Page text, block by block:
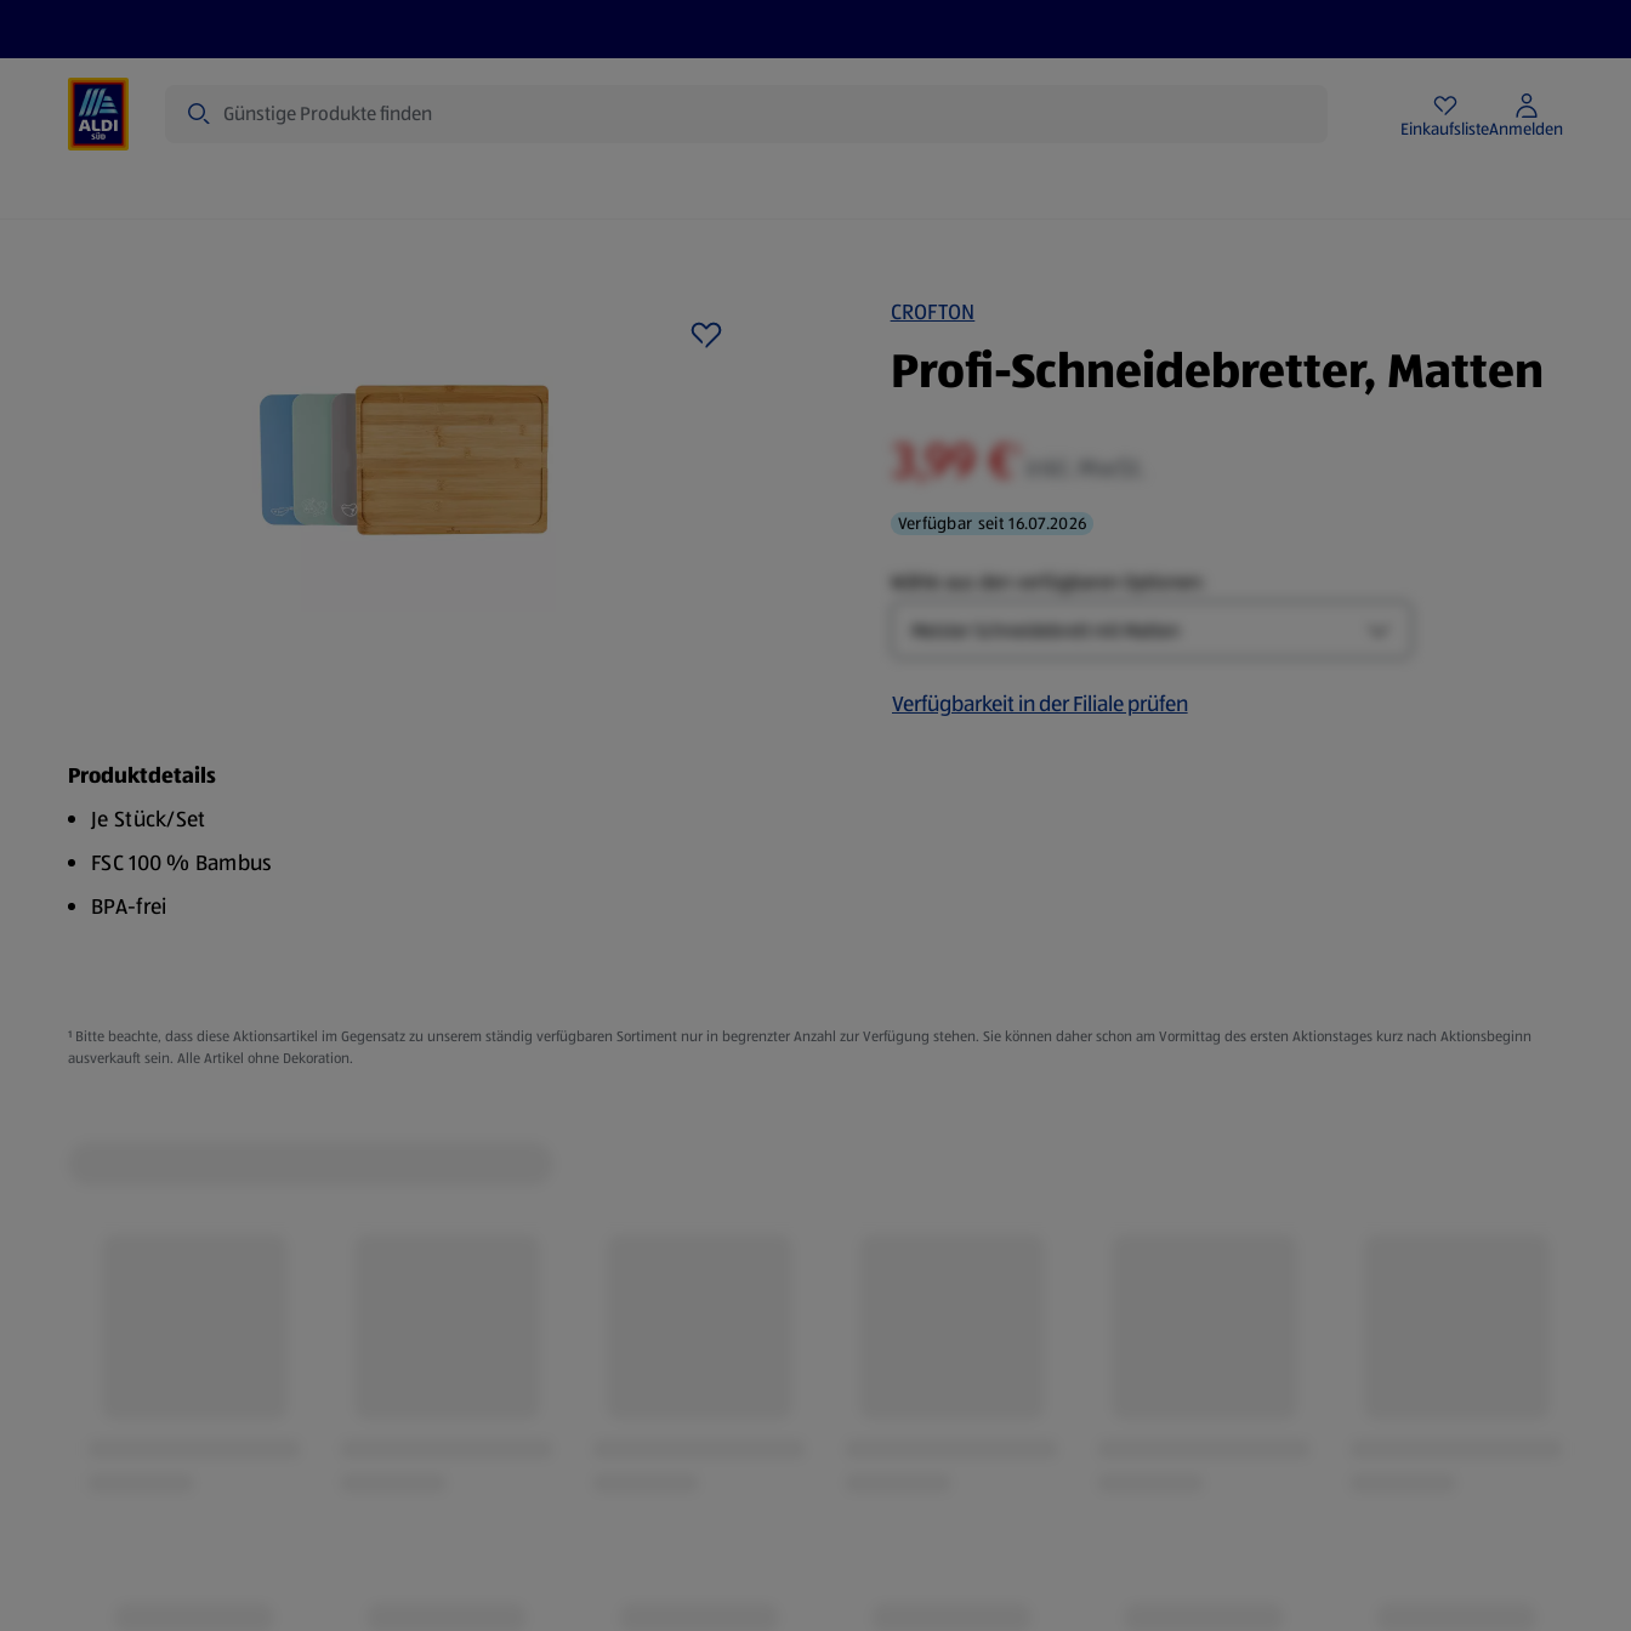
EinkaufslisteAnmelden
CROFTON
Profi-Schneidebretter, Matten
3,99 €
Verfügbar seit 16.07.2026
Wähle aus den verfügbaren Optionen:
Verfügbarkeit in der Filiale prüfen
Produktdetails
Je Stück/Set
FSC 100 % Bambus
BPA-frei
Nur Handwäsche für Einleger und alle Bambus-Schneidebretter
¹ Bitte beachte, dass diese Aktionsartikel im Gegensatz zu unserem ständig verfügbaren Sortiment nur in begrenzter Anzahl zur Verfügung stehen. Sie können daher schon am Vormittag des ersten Aktionstages kurz nach Aktionsbeginn
ausverkauft sein. Alle Artikel ohne Dekoration.